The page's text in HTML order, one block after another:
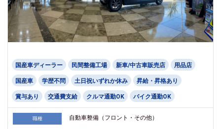
国産車ディーラー 民間整備工場 新車/中古車販売店 用品店
国産車 学歴不問 土日祝いずれか休み 昇給・昇格あり
賞与あり 交通費支給 クルマ通勤OK バイク通勤OK
職種 自動車整備（フロント・その他）